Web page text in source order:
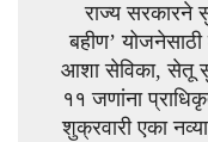
राज्य सरकारने
बहीण’
आशा सेविका, सेतू
११ जणांना
शुक्रवारी एका